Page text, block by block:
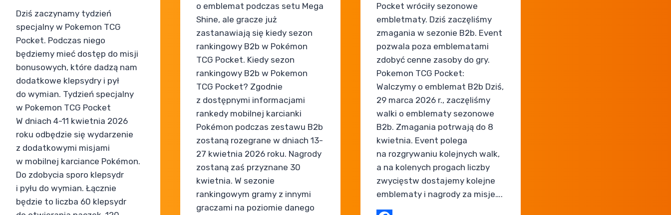
Dziś zaczynamy tydzień
specjalny w Pokemon TCG
Pocket. Podczas niego
będziemy mieć dostęp do misji
bonusowych, które dadzą nam
dodatkowe klepsydry i pył
do wymian. Tydzień specjalny
w Pokemon TCG Pocket
W dniach 4-11 kwietnia 2026
roku odbędzie się wydarzenie
z dodatkowymi misjami
w mobilnej karciance Pokémon.
Do zdobycia sporo klepsydr
i pyłu do wymian. Łącznie
będzie to liczba 60 klepsydr
o emblemat podczas setu Mega
Shine, ale gracze już
zastanawiają się kiedy sezon
rankingowy B2b w Pokémon
TCG Pocket. Kiedy sezon
rankingowy B2b w Pokemon
TCG Pocket? Zgodnie
z dostępnymi informacjami
rankedy mobilnej karcianki
Pokémon podczas zestawu B2b
zostaną rozegrane w dniach 13-
27 kwietnia 2026 roku. Nagrody
zostaną zaś przyznane 30
kwietnia. W sezonie
rankingowym gramy z innymi
graczami na poziomie danego
Pocket wróciły sezonowe
embletmaty. Dziś zaczęliśmy
zmagania w sezonie B2b. Event
pozwala poza emblematami
zdobyć cenne zasoby do gry.
Pokemon TCG Pocket:
Walczymy o emblemat B2b Dziś,
29 marca 2026 r., zaczęliśmy
walki o emblematy sezonowe
B2b. Zmagania potrwają do 8
kwietnia. Event polega
na rozgrywaniu kolejnych walk,
a na kolenych progach liczby
zwycięstw dostajemy kolejne
emblematy i nagrody za misje….